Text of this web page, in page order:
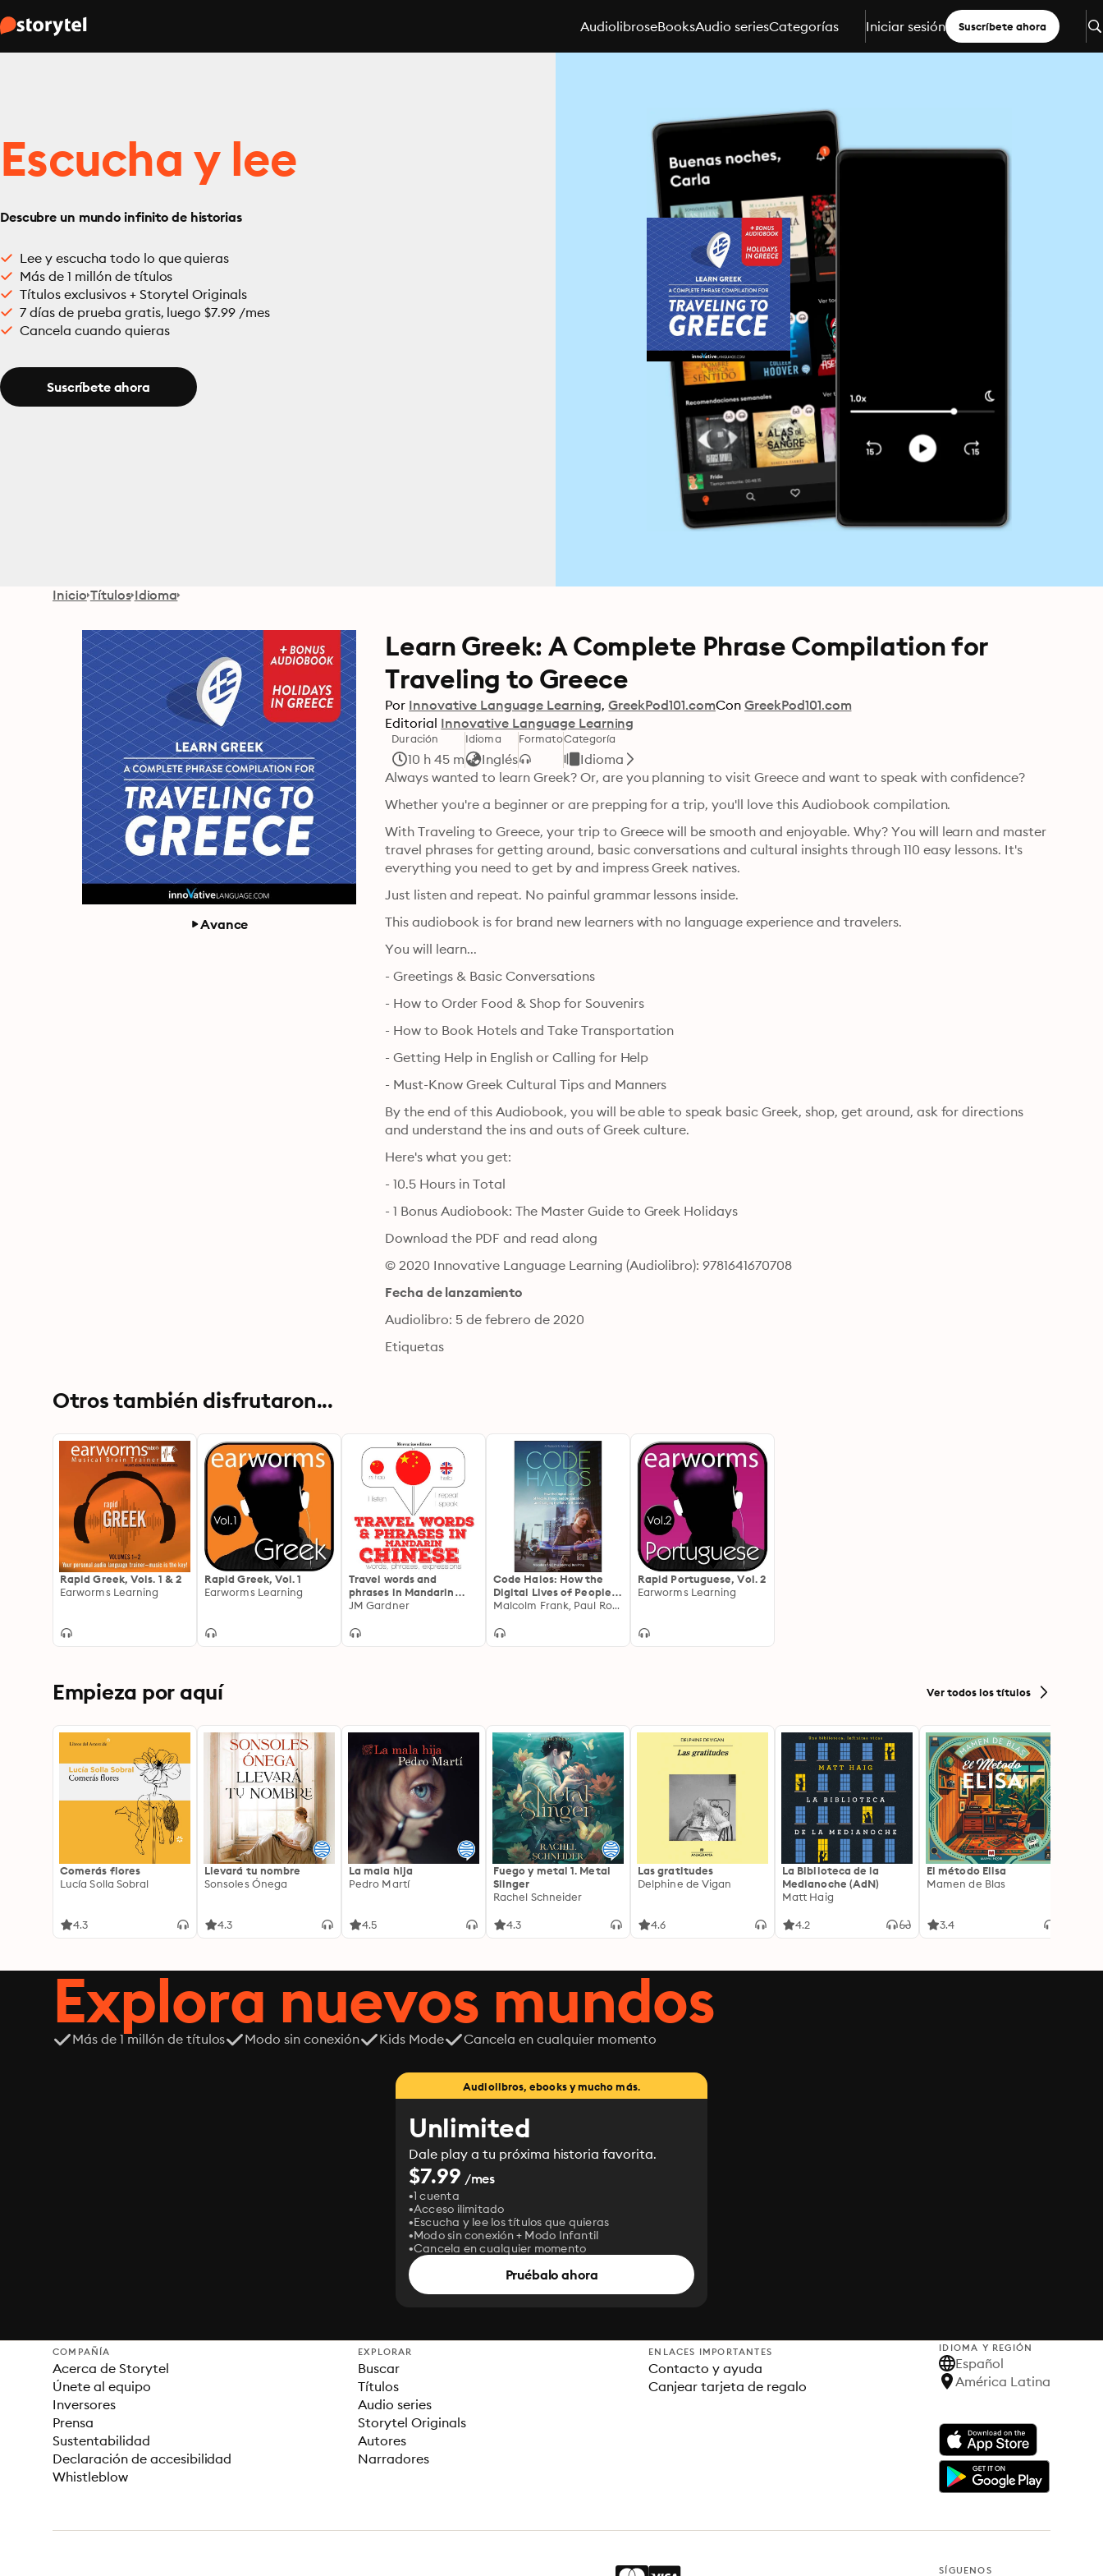
AudiolibroseBooksAudio seriesCategorías Iniciar sesión Suscríbete ahora
Escucha y lee
Descubre un mundo infinito de historias
Lee y escucha todo lo que quieras
Más de 1 millón de títulos
Títulos exclusivos + Storytel Originals
7 días de prueba gratis, luego $7.99 /mes
Cancela cuando quieras
Suscríbete ahora
Inicio Títulos Idioma
Avance
Learn Greek: A Complete Phrase Compilation for
Traveling to Greece
Por Innovative Language Learning GreekPod101.comCon GreekPod101.com
Editorial Innovative Language Learning
Duración
10 h 45 m
Idioma
Inglés
FormatoCategoría
Idioma
Always wanted to learn Greek? Or, are you planning to visit Greece and want to speak with confidence?
Whether you're a beginner or are prepping for a trip, you'll love this Audiobook compilation.
With Traveling to Greece, your trip to Greece will be smooth and enjoyable. Why? You will learn and master
travel phrases for getting around, basic conversations and cultural insights through 110 easy lessons. It's
everything you need to get by and impress Greek natives.
Just listen and repeat. No painful grammar lessons inside.
This audiobook is for brand new learners with no language experience and travelers.
You will learn...
- Greetings & Basic Conversations
- How to Order Food & Shop for Souvenirs
- How to Book Hotels and Take Transportation
- Getting Help in English or Calling for Help
- Must-Know Greek Cultural Tips and Manners
By the end of this Audiobook, you will be able to speak basic Greek, shop, get around, ask for directions
and understand the ins and outs of Greek culture.
Here's what you get:
- 10.5 Hours in Total
- 1 Bonus Audiobook: The Master Guide to Greek Holidays
Download the PDF and read along
© 2020 Innovative Language Learning (Audiolibro): 9781641670708
Fecha de lanzamiento
Audiolibro: 5 de febrero de 2020
Etiquetas
Otros también disfrutaron...
Rapid Greek, Vols. 1 & 2
Earworms Learning
Rapid Greek, Vol. 1
Earworms Learning
Travel words and
phrases in Mandarin
Chinese: "Listen,
language learning
JM Gardner
Code Halos: How the
Digital Lives of People,
Things, and
Changing the Rules of
Malcolm Frank, Paul Roehrig, Ben Pring
Rapid Portuguese, Vol. 2
Earworms Learning
Empieza por aquí Ver todos los títulos
Comerás flores
Lucía Solla Sobral
4.3
Llevará tu nombre
Sonsoles Ónega
4.3
La mala hija
Pedro Martí
4.5
Fuego y metal 1. Metal
Slinger
Rachel Schneider
4.3
Las gratitudes
Delphine de Vigan
4.6
La Biblioteca de la
Medianoche (AdN)
Matt Haig
4.2
El método Elisa
Mamen de Blas
3.4
Explora nuevos mundos
Más de 1 millón de títulos Modo sin conexión Kids Mode Cancela en cualquier momento
Audiolibros, ebooks y mucho más.
Unlimited
Dale play a tu próxima historia favorita.
$7.99 /mes
1 cuenta
Acceso ilimitado
Escucha y lee los títulos que quieras
Modo sin conexión + Modo Infantil
Cancela en cualquier momento
Pruébalo ahora
COMPAÑÍA
Acerca de Storytel
Únete al equipo
Inversores
Prensa
Sustentabilidad
Declaración de accesibilidad
Whistleblow
EXPLORAR
Buscar
Títulos
Audio series
Storytel Originals
Autores
Narradores
ENLACES IMPORTANTES
Contacto y ayuda
Canjear tarjeta de regalo
IDIOMA Y REGIÓN
Español
América Latina
SÍGUENOS